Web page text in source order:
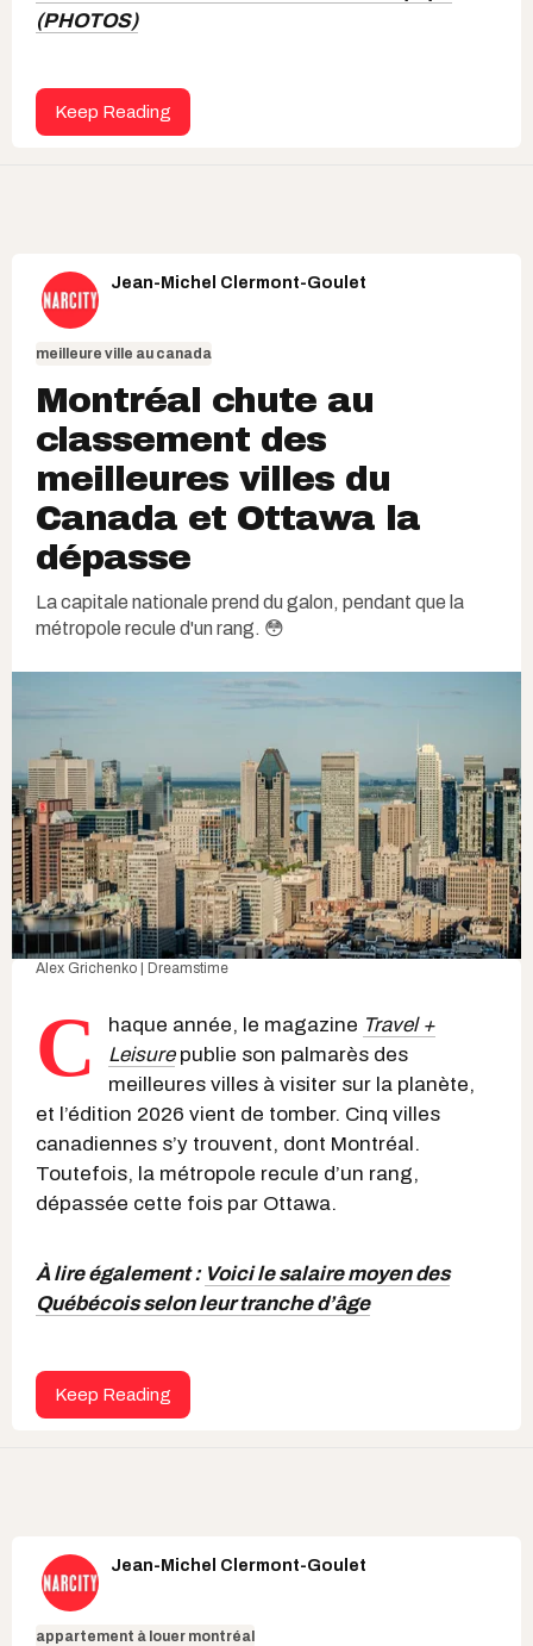
(PHOTOS)
Keep Reading
Jean-Michel Clermont-Goulet
meilleure ville au canada
Montréal chute au
classement des
meilleures villes du
Canada et Ottawa la
dépasse
La capitale nationale prend du galon, pendant que la
métropole recule d'un rang. 😳
Alex Grichenko | Dreamstime
C haque année, le magazine Travel +
Leisurepublie son palmarès des
meilleures villes à visiter sur la planète,
et l’édition 2026 vient de tomber. Cinq villes
canadiennes s’y trouvent, dont Montréal.
Toutefois, la métropole recule d’un rang,
dépassée cette fois par Ottawa.
À lire également : Voici le salaire moyen des
Québécois selon leur tranche d’âge
Keep Reading
Jean-Michel Clermont-Goulet
appartement à louer montréal